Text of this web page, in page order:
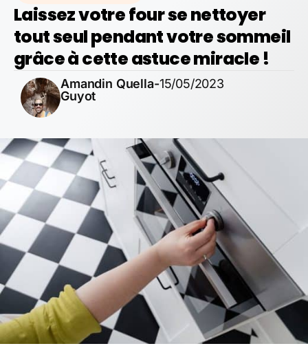
Laissez votre four se nettoyer
tout seul pendant votre sommeil
grâce à cette astuce miracle !
Amandin Quella-
Guyot
15/05/2023